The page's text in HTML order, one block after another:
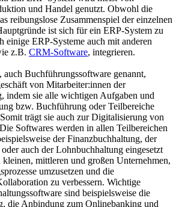
und Handel genutzt. Obwohl die
reibungslose Zusammenspiel der einzelnen
ist sich für ein ERP-System zu
einige ERP-Systeme auch mit anderen
z.B. CRM-Software, integrieren.
Buchführungssoftware genannt,
von Mitarbeiter:innen der
indem sie alle wichtigen Aufgaben und
bzw. Buchführung oder Teilbereiche
trägt sie auch zur Digitalisierung von
Softwares werden in allen Teilbereichen
der Finanzbuchhaltung, der
auch der Lohnbuchhaltung eingesetzt
mittleren und großen Unternehmen,
umzusetzen und die
zu verbessern. Wichtige
sind beispielsweise die
die Anbindung zum Onlinebanking und